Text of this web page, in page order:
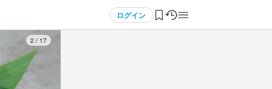
ログイン
3 / 17